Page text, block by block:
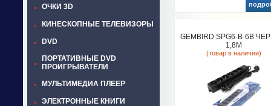
ОЧКИ 3D
КИНЕСКОПНЫЕ ТЕЛЕВИЗОРЫ
DVD
ПОРТАТИВНЫЕ DVD
ПРОИГРЫВАТЕЛИ
МУЛЬТИМЕДИА ПЛЕЕР
ЭЛЕКТРОННЫЕ КНИГИ
GEMBIRD SPG6-B-6B
1,8М
(товар в наличии)